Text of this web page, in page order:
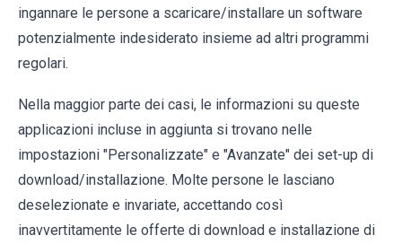
ingannare le persone a scaricare/installare un software
potenzialmente indesiderato insieme ad altri programmi
regolari.
Nella maggior parte dei casi, le informazioni su queste
applicazioni incluse in aggiunta si trovano nelle
impostazioni "Personalizzate" e "Avanzate" dei set-up di
download/installazione. Molte persone le lasciano
deselezionate e invariate, accettando così
inavvertitamente le offerte di download e installazione di